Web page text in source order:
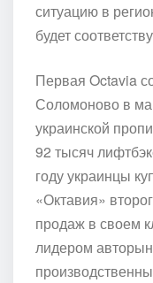
ситуацию в
будет
Первая Octavia
Соломоново в
украинской
92 тысяч
году украинцы
«Октавия»
продаж в своем
лидером